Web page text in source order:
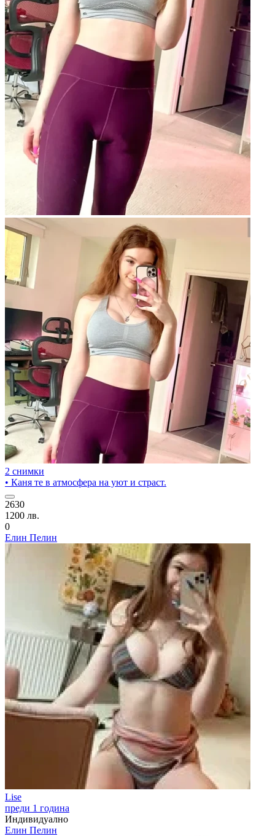
2 снимки
• Каня те в атмосфера на уют и страст.
2630
1200 лв.
0
Елин Пелин
Lise
преди 1 година
Индивидуално
Елин Пелин